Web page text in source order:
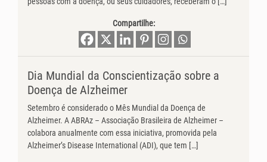
Compartilhe:
Dia Mundial da Conscientização sobre a
Doença de Alzheimer
Setembro é considerado o Mês Mundial da Doença de
Alzheimer. A ABRAz – Associação Brasileira de Alzheimer –
colabora anualmente com essa iniciativa, promovida pela
Alzheimer’s Disease International (ADI), que tem […]